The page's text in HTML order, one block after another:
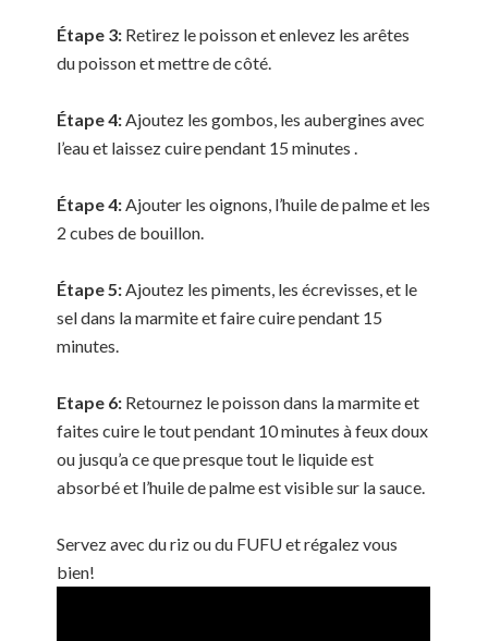
Étape 3: Retirez le poisson et enlevez les arêtes
du poisson et mettre de côté.
Étape 4: Ajoutez les gombos, les aubergines avec
l’eau et laissez cuire pendant 15 minutes .
Étape 4: Ajouter les oignons, l’huile de palme et les
2 cubes de bouillon.
Étape 5: Ajoutez les piments, les écrevisses, et le
sel dans la marmite et faire cuire pendant 15
minutes.
Etape 6: Retournez le poisson dans la marmite et
faites cuire le tout pendant 10 minutes à feux doux
ou jusqu’a ce que presque tout le liquide est
absorbé et l’huile de palme est visible sur la sauce.
Servez avec du riz ou du FUFU et régalez vous
bien!